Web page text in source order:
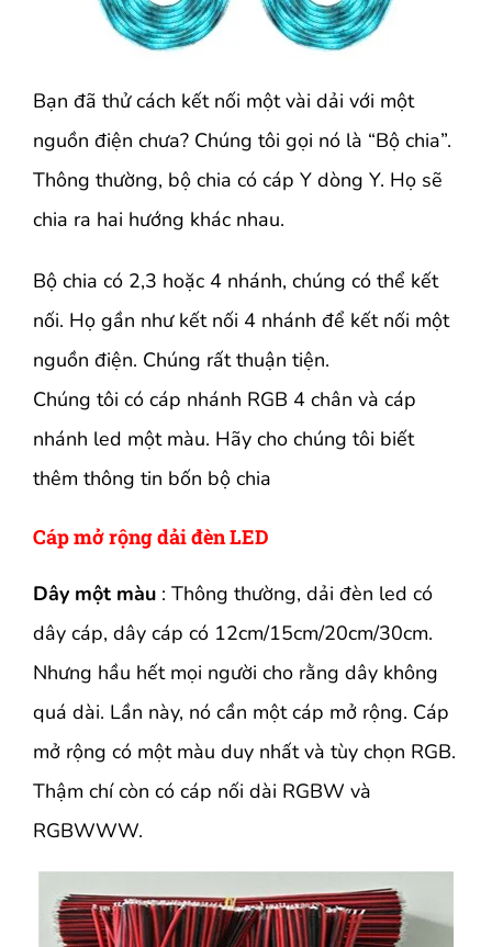
Bạn đã thử cách kết nối một vài dải với một
nguồn điện chưa? Chúng tôi gọi nó là “Bộ chia”.
Thông thường, bộ chia có cáp Y dòng Y. Họ sẽ
chia ra hai hướng khác nhau.
Bộ chia có 2,3 hoặc 4 nhánh, chúng có thể kết
nối. Họ gần như kết nối 4 nhánh để kết nối một
nguồn điện. Chúng rất thuận tiện.
Chúng tôi có cáp nhánh RGB 4 chân và cáp
nhánh led một màu. Hãy cho chúng tôi biết
thêm thông tin bốn bộ chia
Cáp mở rộng dải đèn LED
Dây một màu : Thông thường, dải đèn led có
dây cáp, dây cáp có 12cm/15cm/20cm/30cm.
Nhưng hầu hết mọi người cho rằng dây không
quá dài. Lần này, nó cần một cáp mở rộng. Cáp
mở rộng có một màu duy nhất và tùy chọn RGB.
Thậm chí còn có cáp nối dài RGBW và
RGBWWW.